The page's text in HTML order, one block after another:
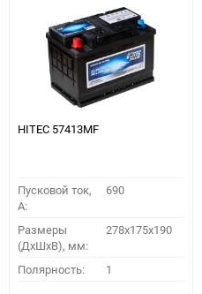
HITEC 57413MF
Пусковой ток,
A:
690
Размеры
(ДхШхВ), мм:
278x175x190
Полярность: 1